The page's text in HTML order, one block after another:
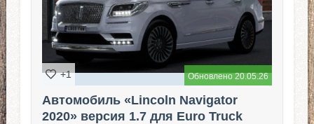
Обновлено 20.05.26
+1
Автомобиль «Lincoln Navigator
2020» версия 1.7 для Euro Truck